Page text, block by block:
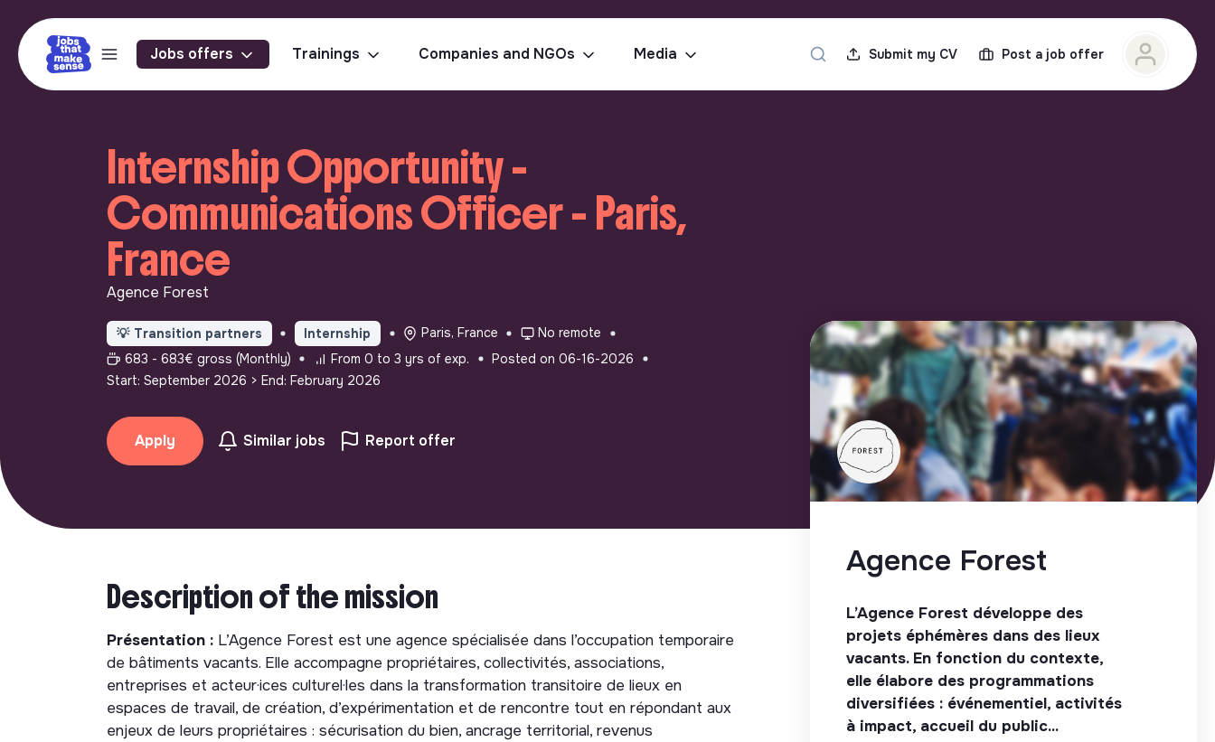
Jobs offers Trainings Companies and NGOs Media Submit my CV Post a job offer
Internship Opportunity -
Communications Officer - Paris,
France
Agence Forest
💡 Transition partners Internship Paris, France
No remote
683 - 683€ gross (Monthly)
From 0 to 3 yrs of exp.
Posted on 06-16-2026
Start: September 2026 > End: February 2026
Apply Similar jobs Report offer
Description of the mission
Présentation : L’Agence Forest est une agence spécialisée dans l’occupation temporaire
de bâtiments vacants. Elle accompagne propriétaires, collectivités, associations,
entreprises et acteur·ices culturel·les dans la transformation transitoire de lieux en
espaces de travail, de création, d’expérimentation et de rencontre tout en répondant aux
enjeux de leurs propriétaires : sécurisation du bien, ancrage territorial, revenus
Agence Forest
L’Agence Forest développe des
projets éphémères dans des lieux
vacants. En fonction du contexte,
elle élabore des programmations
diversifiées : événementiel, activités
à impact, accueil du public...